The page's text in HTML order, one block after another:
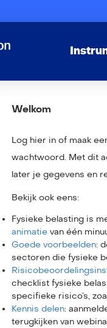
Welkom
Log hier in of maak
wachtwoord. Met dit
later je gegevens en
Bekijk ook eens:
Fysieke belasting is
animatievan één
Goede voorbeelden:
sectoren die fysieke
checklist fysieke
specifieke risico’s,
Kennis delen:
terugkijken van